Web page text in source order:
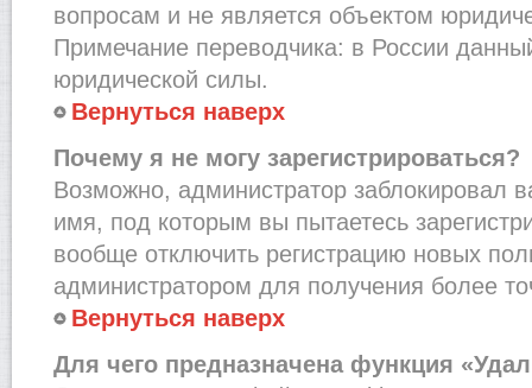
вопросам и не является объектом
Примечание переводчика: в России
юридической силы.
Вернуться наверх
Почему я не могу зарегистрироваться?
Возможно, администратор заблокировал
имя, под которым вы пытаетесь
вообще отключить регистрацию новых
администратором для получения более
Вернуться наверх
Для чего предназначена функция